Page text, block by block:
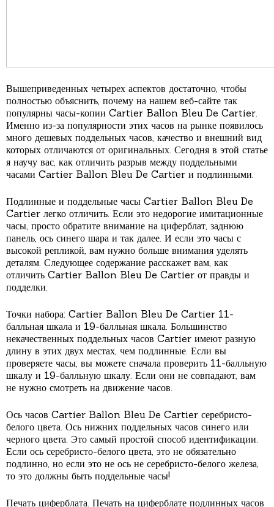
Вышеприведенных четырех аспектов достаточно, чтобы
полностью объяснить, почему на нашем веб-сайте так
популярны часы-копии Cartier Ballon Bleu De Cartier.
Именно из-за популярности этих часов на рынке появилось
много дешевых поддельных часов, качество и внешний вид
которых отличаются от оригинальных. Сегодня в этой статье
я научу вас, как отличить разрыв между поддельными
часами Cartier Ballon Bleu De Cartier и подлинными.
Подлинные и поддельные часы Cartier Ballon Bleu De
Cartier легко отличить. Если это недорогие имитационные
часы, просто обратите внимание на циферблат, заднюю
панель, ось синего шара и так далее. И если это часы с
высокой репликой, вам нужно больше внимания уделять
деталям. Следующее содержание расскажет вам, как
отличить Cartier Ballon Bleu De Cartier от правды и
подделки.
Точки набора: Cartier Ballon Bleu De Cartier 11-
балльная шкала и 19-балльная шкала. Большинство
некачественных поддельных часов Cartier имеют разную
длину в этих двух местах, чем подлинные. Если вы
проверяете часы, вы можете сначала проверить 11-балльную
шкалу и 19-балльную шкалу. Если они не совпадают, вам
не нужно смотреть на движение часов.
Ось часов Cartier Ballon Bleu De Cartier серебристо-
белого цвета. Ось нижних поддельных часов синего или
черного цвета. Это самый простой способ идентификации.
Если ось серебристо-белого цвета, это не обязательно
подлинно, но если это не ось не серебристо-белого железа,
то это должны быть поддельные часы!
Печать циферблата. Печать на циферблате подлинных часов